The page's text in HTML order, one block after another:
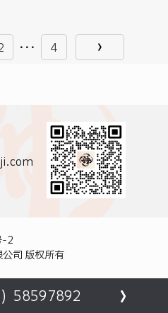
4
-2
公司 版权所有
58597892